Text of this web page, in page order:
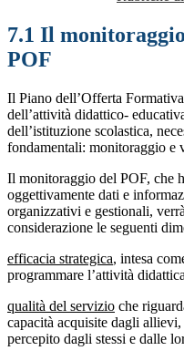
7.1 Il
POF
Il Piano dell’Offerta
dell’attività didattico-
dell’istituzione scolastica,
fondamentali: monitoraggio e
Il monitoraggio del POF, che
oggettivamente dati e
organizzativi e gestionali,
considerazione le seguenti
efficacia strategica, intesa
programmare l’attività
qualità del servizio che
capacità acquisite dagli
percepito dagli stessi e dalle